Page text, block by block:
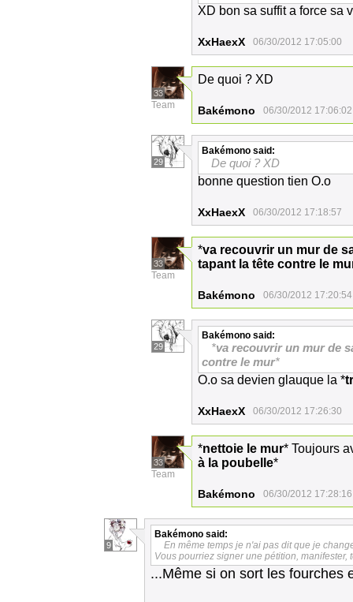
XD bon sa suffit a force sa
XxHaexX 06/30/2012 17:05:00
33
Team
De quoi ? XD
Bakémono 06/30/2012 17:06:02
29
Bakémono said:
De quoi ? XD
bonne question tien O.o
XxHaexX 06/30/2012 17:18:57
33
Team
*va recouvrir un mur de
tapant la tête contre le
Bakémono 06/30/2012 17:20:54
29
Bakémono said:
*va recouvrir un mur de
contre le mur*
O.o sa devien glauque la *
XxHaexX 06/30/2012 17:26:30
33
Team
*nettoie le mur* Toujours
à la poubelle*
Bakémono 06/30/2012 17:28:16
9
Bakémono said:
En même temps je n'ai pas dit que je
Vous pourriez signer une pétition,
...Même si on sort les fourches